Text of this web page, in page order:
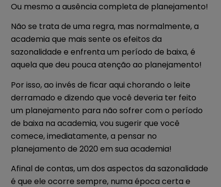
Ou mesmo a ausência completa de planejamento!
Não se trata de uma regra, mas normalmente, a
academia que mais sente os efeitos da
sazonalidade e enfrenta um período de baixa, é
aquela que deu pouca atenção ao planejamento!
Por isso, ao invés de ficar aqui chorando o leite
derramado e dizendo que você deveria ter feito
um planejamento para não sofrer com o período
de baixa na academia, vou sugerir que você
comece, imediatamente, a pensar no
planejamento de 2020 em sua academia!
Afinal de contas, um dos aspectos da sazonalidade
é que ele ocorre sempre, numa época certa e